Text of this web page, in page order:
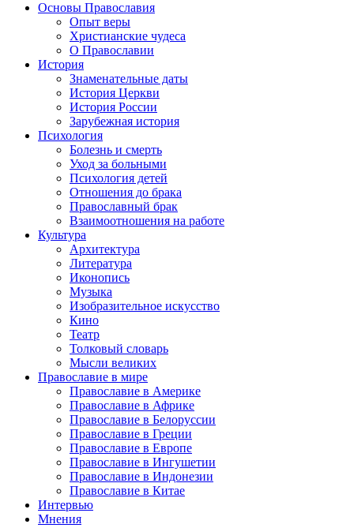
Основы Православия
Опыт веры
Христианские чудеса
О Православии
История
Знаменательные даты
История Церкви
История России
Зарубежная история
Психология
Болезнь и смерть
Уход за больными
Психология детей
Отношения до брака
Православный брак
Взаимоотношения на работе
Культура
Архитектура
Литература
Иконопись
Музыка
Изобразительное искусство
Кино
Театр
Толковый словарь
Мысли великих
Православие в мире
Православие в Америке
Православие в Африке
Православие в Белоруссии
Православие в Греции
Православие в Европе
Православие в Ингушетии
Православие в Индонезии
Православие в Китае
Интервью
Мнения